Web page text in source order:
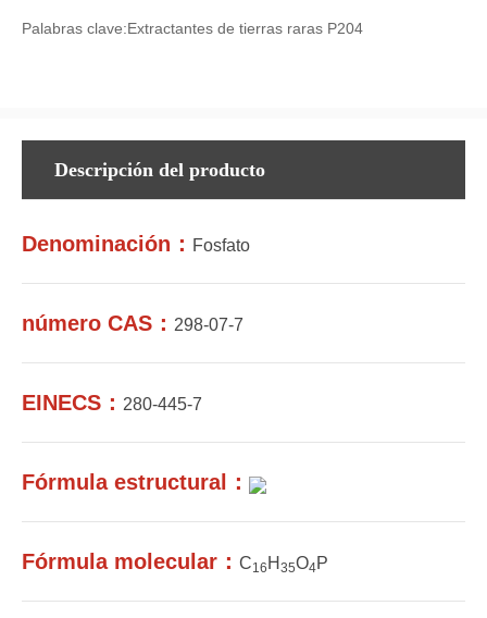
Palabras clave:Extractantes de tierras raras P204
Descripción del producto
Denominación： Fosfato
número CAS： 298-07-7
EINECS： 280-445-7
Fórmula estructural：
Fórmula molecular： C16 H 35O4P